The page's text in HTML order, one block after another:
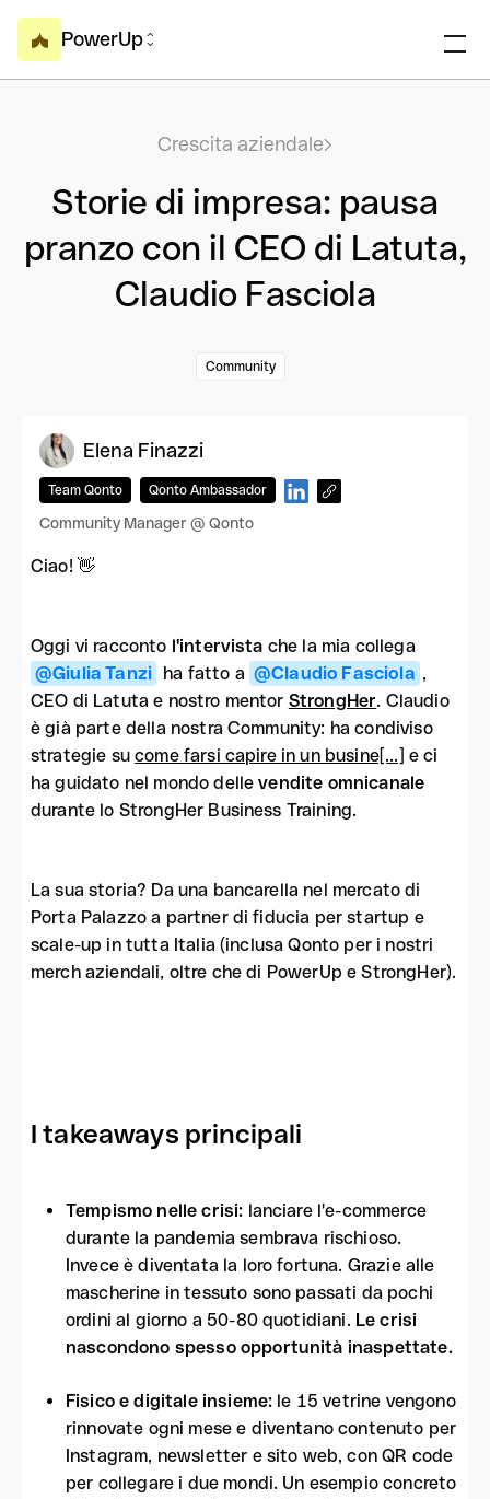
PowerUp
Crescita aziendale
Storie di impresa: pausa
pranzo con il CEO di Latuta,
Claudio Fasciola
Community
Elena Finazzi
Team Qonto Qonto Ambassador
Community Manager @ Qonto
Ciao! 👋
Oggi vi racconto l'intervista che la mia collega
@Giulia Tanzi ha fatto a @Claudio Fasciola ,
CEO di Latuta e nostro mentor StrongHer. Claudio
è già parte della nostra Community: ha condiviso
strategie su come farsi capire in un busine[...] e ci
ha guidato nel mondo dellevendite omnicanale
durante lo StrongHer Business Training.
La sua storia? Da una bancarella nel mercato di
Porta Palazzo a partner di fiducia per startup e
scale-up in tutta Italia (inclusa Qonto per i nostri
merch aziendali, oltre che di PowerUp e StrongHer).
I takeaways principali
Tempismo nelle crisi: lanciare l'e-commerce
durante la pandemia sembrava rischioso.
Invece è diventata la loro fortuna. Grazie alle
mascherine in tessuto sono passati da pochi
ordini al giorno a 50-80 quotidiani. Le crisi
nascondono spesso opportunità inaspettate.
Fisico e digitale insieme: le 15 vetrine vengono
rinnovate ogni mese e diventano contenuto per
Instagram, newsletter e sito web, con QR code
per collegare i due mondi. Un esempio concreto